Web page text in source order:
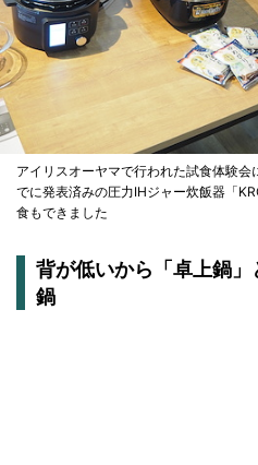
アイリスオーヤマで行われた試食体験
でに発表済みの圧力IHジャー炊飯器「
食もできました
背が低いから「卓上鍋
鍋